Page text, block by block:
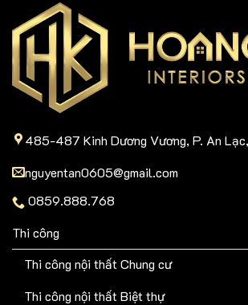
485-487 Kinh Dương Vương, P. An
nguyentan0605@gmail.com
0859.888.768
Thi công
Thi công nội thất Chung cư
Thi công nội thất Biệt thự